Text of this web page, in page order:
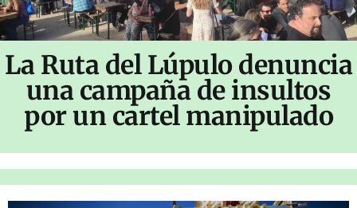
La Ruta del Lúpulo denuncia
una campaña de insultos
por un cartel manipulado